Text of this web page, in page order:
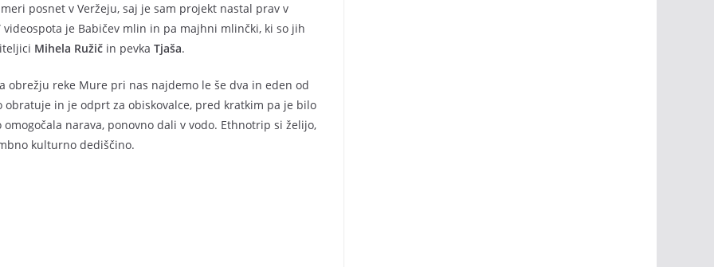
posnet v Veržeju, saj je sam projekt nastal prav v
je Babičev mlin in pa majhni mlinčki, ki so jih
Mihela Ružič in pevka Tjaša.
obrežju reke Mure pri nas najdemo le še dva in eden od
in je odprt za obiskovalce, pred kratkim pa je bilo
narava, ponovno dali v vodo. Ethnotrip si želijo,
kulturno dediščino.